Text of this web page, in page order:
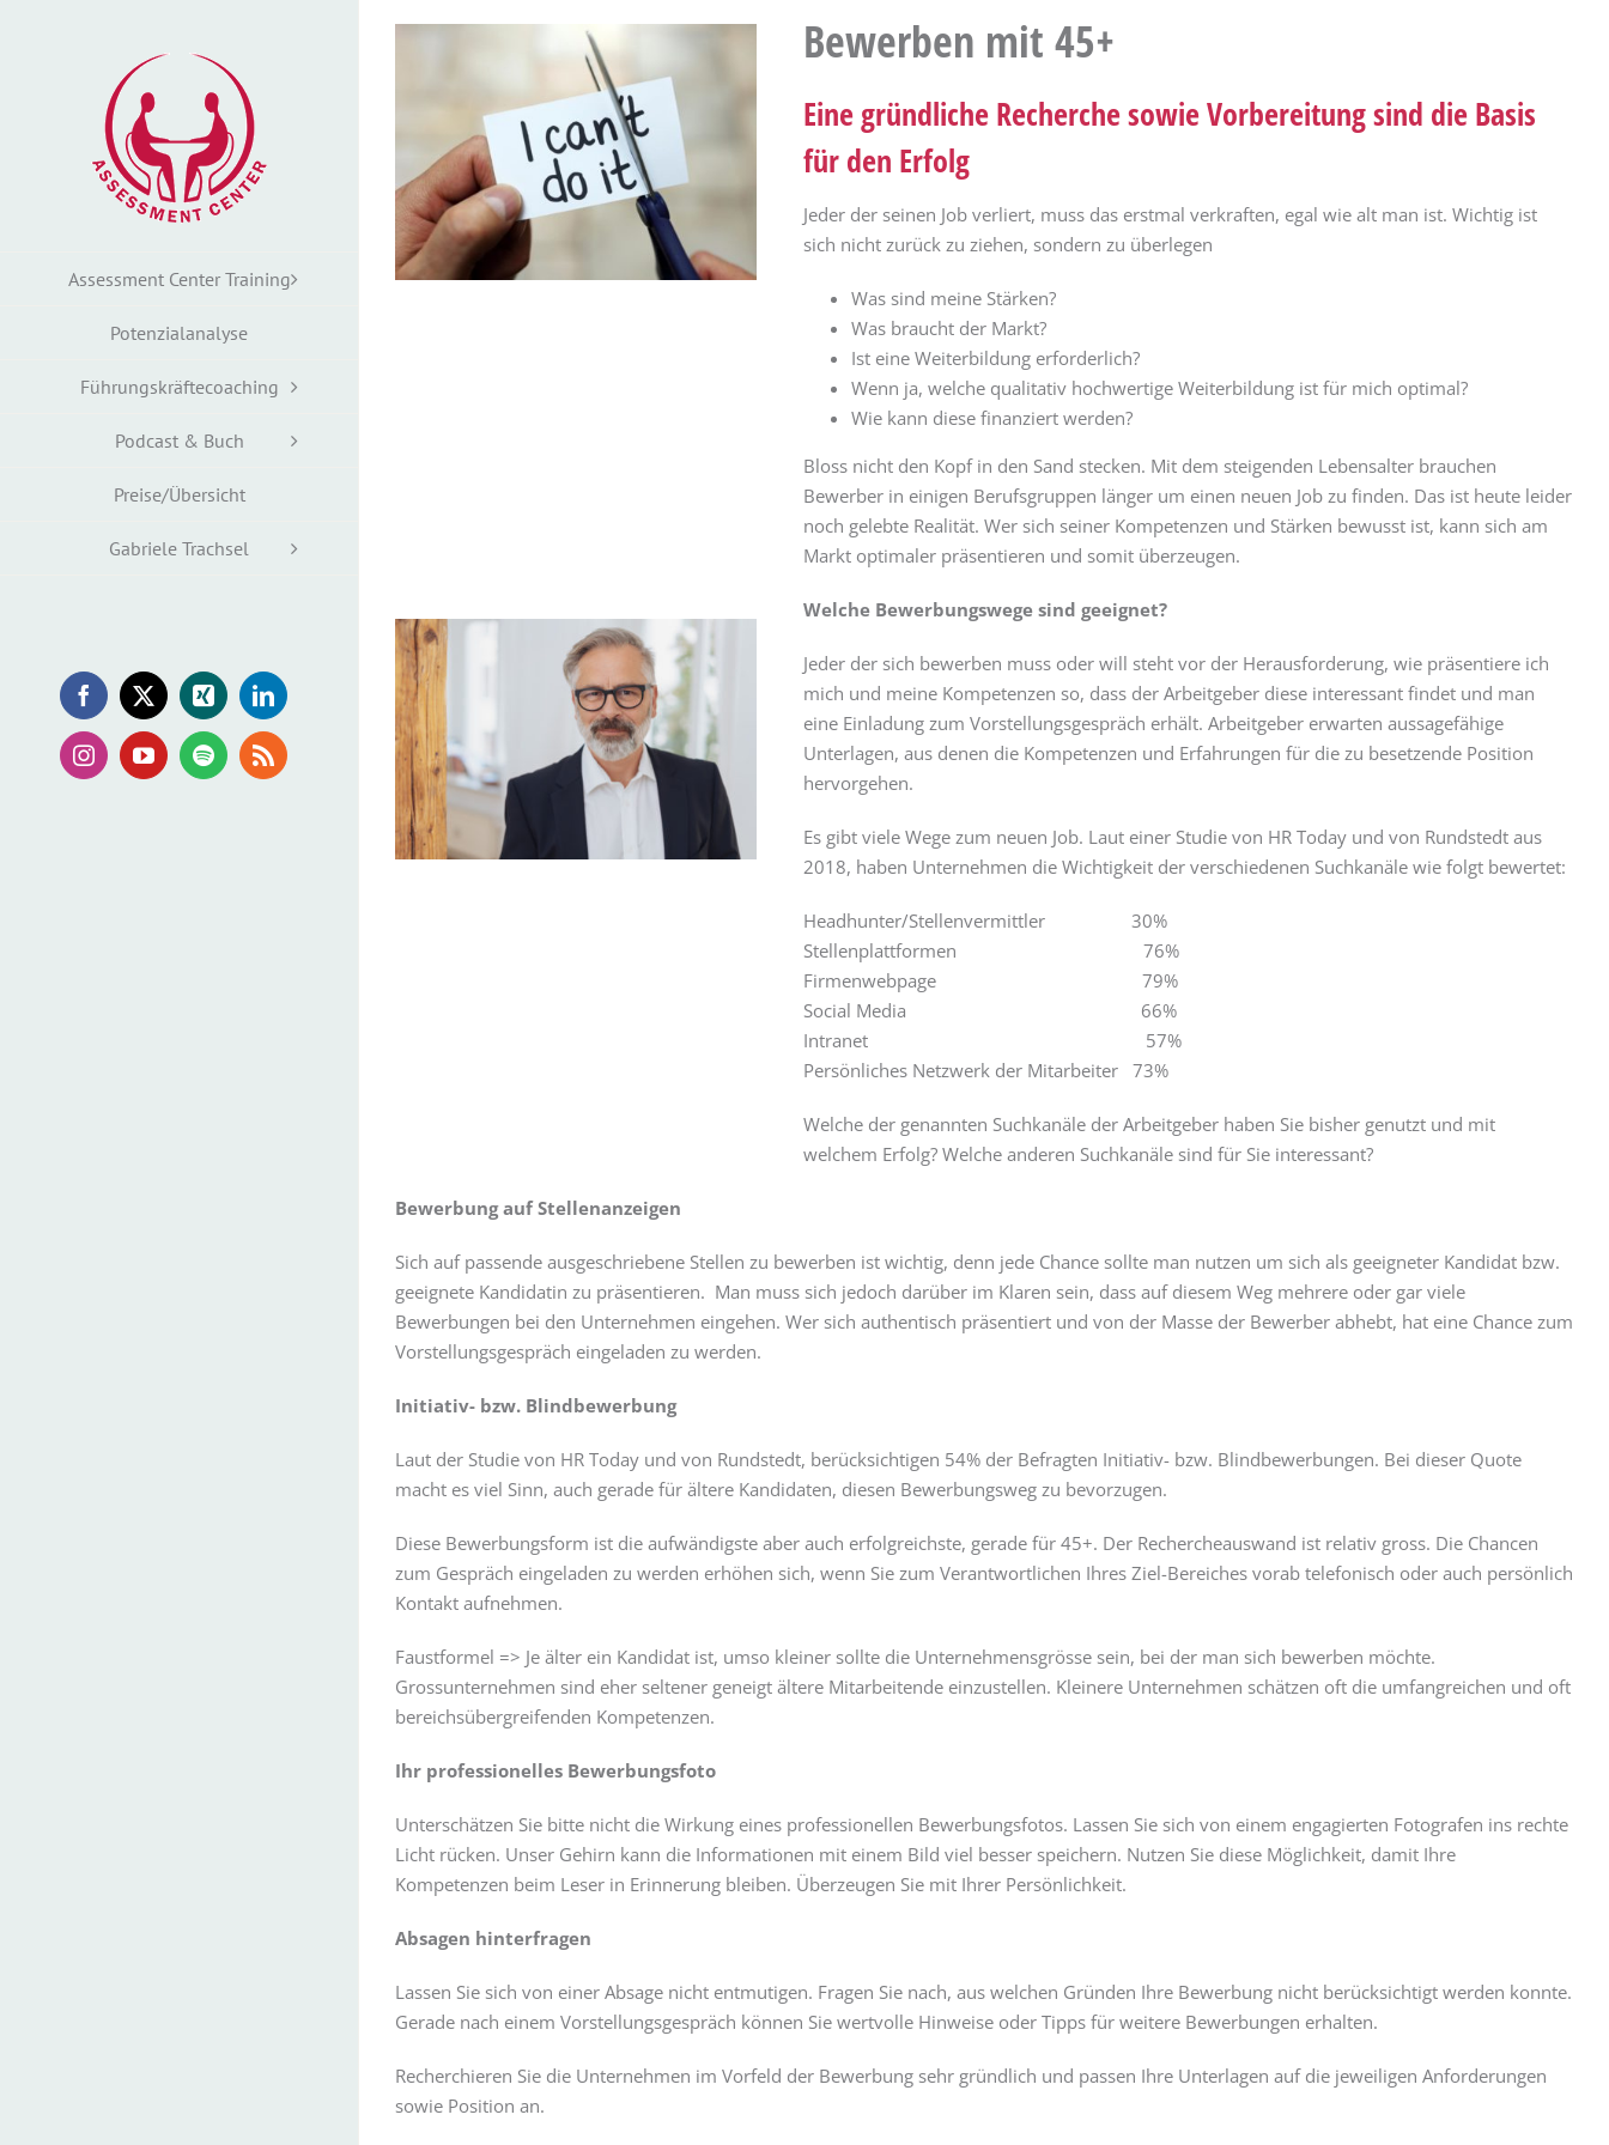
Assessment Center Training
Potenzialanalyse
Führungskräftecoaching
Podcast & Buch
Preise/Übersicht
Gabriele Trachsel
Facebook
X Xing LinkedIn
InstagramYouTubeSpotifyRss
Bewerben mit 45+
Eine gründliche Recherche sowie Vorbereitung sind die Basis
für den Erfolg
Jeder der seinen Job verliert, muss das erstmal verkraften, egal wie alt man ist. Wichtig ist
sich nicht zurück zu ziehen, sondern zu überlegen
Was sind meine Stärken?
Was braucht der Markt?
Ist eine Weiterbildung erforderlich?
Wenn ja, welche qualitativ hochwertige Weiterbildung ist für mich optimal?
Wie kann diese finanziert werden?
Bloss nicht den Kopf in den Sand stecken. Mit dem steigenden Lebensalter brauchen
Bewerber in einigen Berufsgruppen länger um einen neuen Job zu finden. Das ist heute leider
noch gelebte Realität. Wer sich seiner Kompetenzen und Stärken bewusst ist, kann sich am
Markt optimaler präsentieren und somit überzeugen.
Welche Bewerbungswege sind geeignet?
Jeder der sich bewerben muss oder will steht vor der Herausforderung, wie präsentiere ich
mich und meine Kompetenzen so, dass der Arbeitgeber diese interessant findet und man
eine Einladung zum Vorstellungsgespräch erhält. Arbeitgeber erwarten aussagefähige
Unterlagen, aus denen die Kompetenzen und Erfahrungen für die zu besetzende Position
hervorgehen.
Es gibt viele Wege zum neuen Job. Laut einer Studie von HR Today und von Rundstedt aus
2018, haben Unternehmen die Wichtigkeit der verschiedenen Suchkanäle wie folgt bewertet:
Headhunter/Stellenvermittler 30%
Stellenplattformen 76%
Firmenwebpage 79%
Social Media 66%
Intranet 57%
Persönliches Netzwerk der Mitarbeiter 73%
Welche der genannten Suchkanäle der Arbeitgeber haben Sie bisher genutzt und mit
welchem Erfolg? Welche anderen Suchkanäle sind für Sie interessant?
Bewerbung auf Stellenanzeigen
Sich auf passende ausgeschriebene Stellen zu bewerben ist wichtig, denn jede Chance sollte man nutzen um sich als geeigneter Kandidat bzw.
geeignete Kandidatin zu präsentieren. Man muss sich jedoch darüber im Klaren sein, dass auf diesem Weg mehrere oder gar viele
Bewerbungen bei den Unternehmen eingehen. Wer sich authentisch präsentiert und von der Masse der Bewerber abhebt, hat eine Chance zum
Vorstellungsgespräch eingeladen zu werden.
Initiativ- bzw. Blindbewerbung
Laut der Studie von HR Today und von Rundstedt, berücksichtigen 54% der Befragten Initiativ- bzw. Blindbewerbungen. Bei dieser Quote
macht es viel Sinn, auch gerade für ältere Kandidaten, diesen Bewerbungsweg zu bevorzugen.
Diese Bewerbungsform ist die aufwändigste aber auch erfolgreichste, gerade für 45+. Der Rechercheauswand ist relativ gross. Die Chancen
zum Gespräch eingeladen zu werden erhöhen sich, wenn Sie zum Verantwortlichen Ihres Ziel-Bereiches vorab telefonisch oder auch persönlich
Kontakt aufnehmen.
Faustformel => Je älter ein Kandidat ist, umso kleiner sollte die Unternehmensgrösse sein, bei der man sich bewerben möchte.
Grossunternehmen sind eher seltener geneigt ältere Mitarbeitende einzustellen. Kleinere Unternehmen schätzen oft die umfangreichen und oft
bereichsübergreifenden Kompetenzen.
Ihr professionelles Bewerbungsfoto
Unterschätzen Sie bitte nicht die Wirkung eines professionellen Bewerbungsfotos. Lassen Sie sich von einem engagierten Fotografen ins rechte
Licht rücken. Unser Gehirn kann die Informationen mit einem Bild viel besser speichern. Nutzen Sie diese Möglichkeit, damit Ihre
Kompetenzen beim Leser in Erinnerung bleiben. Überzeugen Sie mit Ihrer Persönlichkeit.
Absagen hinterfragen
Lassen Sie sich von einer Absage nicht entmutigen. Fragen Sie nach, aus welchen Gründen Ihre Bewerbung nicht berücksichtigt werden konnte.
Gerade nach einem Vorstellungsgespräch können Sie wertvolle Hinweise oder Tipps für weitere Bewerbungen erhalten.
Recherchieren Sie die Unternehmen im Vorfeld der Bewerbung sehr gründlich und passen Ihre Unterlagen auf die jeweiligen Anforderungen
sowie Position an.